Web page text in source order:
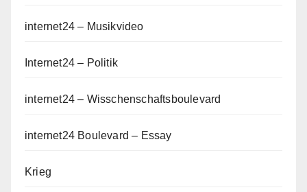
internet24 – Musikvideo
Internet24 – Politik
internet24 – Wisschenschaftsboulevard
internet24 Boulevard – Essay
Krieg